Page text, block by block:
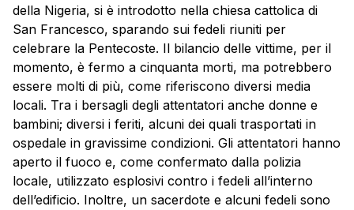
della Nigeria, si è introdotto nella chiesa cattolica di
San Francesco, sparando sui fedeli riuniti per
celebrare la Pentecoste. Il bilancio delle vittime, per il
momento, è fermo a cinquanta morti, ma potrebbero
essere molti di più, come riferiscono diversi media
locali. Tra i bersagli degli attentatori anche donne e
bambini; diversi i feriti, alcuni dei quali trasportati in
ospedale in gravissime condizioni. Gli attentatori hanno
aperto il fuoco e, come confermato dalla polizia
locale, utilizzato esplosivi contro i fedeli all’interno
dell’edificio. Inoltre, un sacerdote e alcuni fedeli sono